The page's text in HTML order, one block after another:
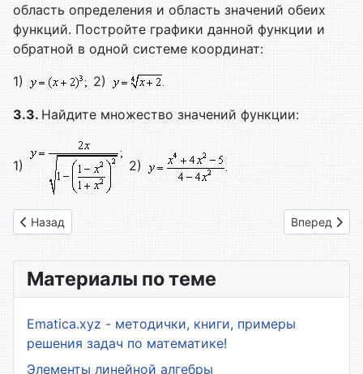
область определения и область значений обеих
функций. Постройте графики данной функции и
обратной в одной системе координат:
1)
2)
3.3. Найдите множество значений функции:
1) 2)
Предыдущий: 39. Степенная функция
Назад Следующий:
Вперед
Материалы по теме
Ematica.xyz - методички, книги, примеры
решения задач по математике!
Элементы линейной алгебры